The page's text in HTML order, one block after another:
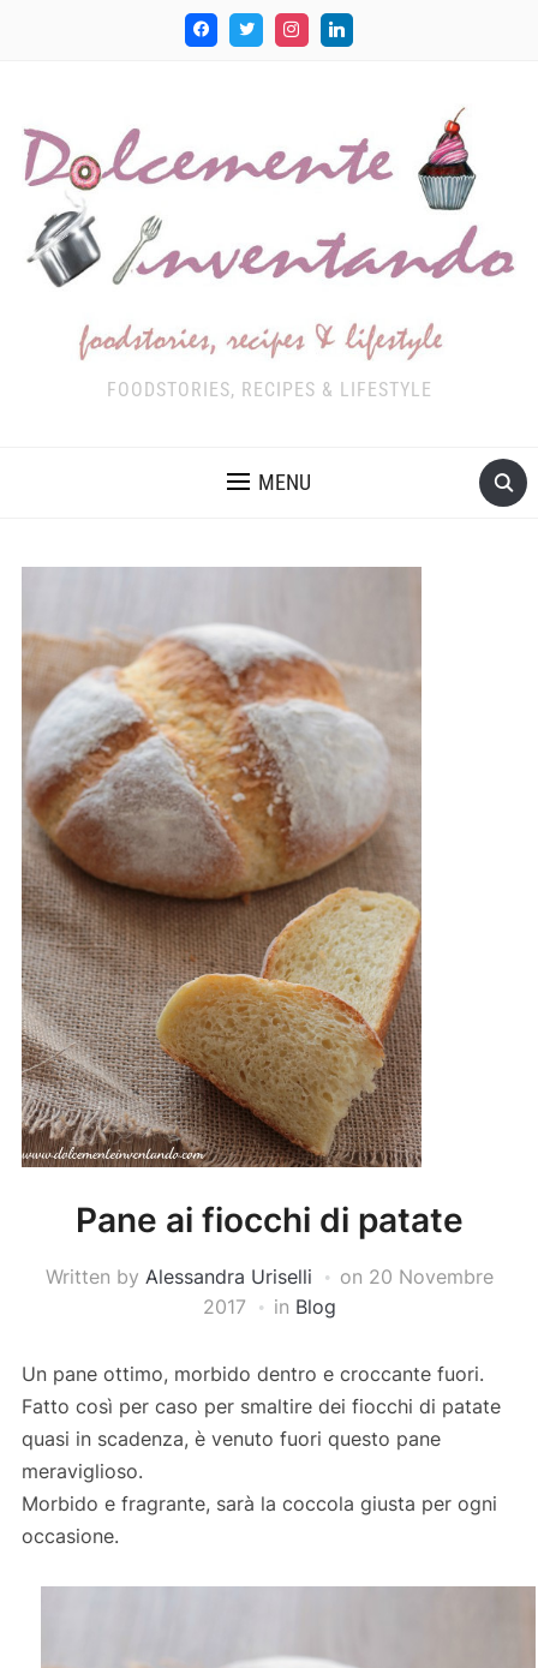
FOODSTORIES, RECIPES & LIFESTYLE
MENU
Pane ai fiocchi di patate
Written by Alessandra Uriselli on 20 Novembre
2017
in Blog
Un pane ottimo, morbido dentro e croccante fuori.
Fatto così per caso per smaltire dei fiocchi di patate
quasi in scadenza, è venuto fuori questo pane
meraviglioso.
Morbido e fragrante, sarà la coccola giusta per ogni
occasione.